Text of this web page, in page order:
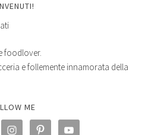
foodlover.
e follemente innamorata della
ME